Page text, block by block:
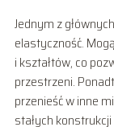
Jednym z
elastyczność.
i kształtów, co
przestrzeni.
przenieść w inne
stałych